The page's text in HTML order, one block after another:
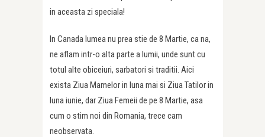
in aceasta zi speciala!
In Canada lumea nu prea stie de 8 Martie, ca na,
ne aflam intr-o alta parte a lumii, unde sunt cu
totul alte obiceiuri, sarbatori si traditii. Aici
exista Ziua Mamelor in luna mai si Ziua Tatilor in
luna iunie, dar Ziua Femeii de pe 8 Martie, asa
cum o stim noi din Romania, trece cam
neobservata.